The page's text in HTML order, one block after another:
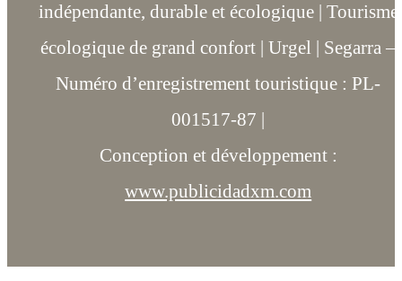
indépendante, durable et écologique | Tourisme
écologique de grand confort | Urgel | Segarra –
Numéro d’enregistrement touristique : PL-
001517-87 |
Conception et développement :
www.publicidadxm.com